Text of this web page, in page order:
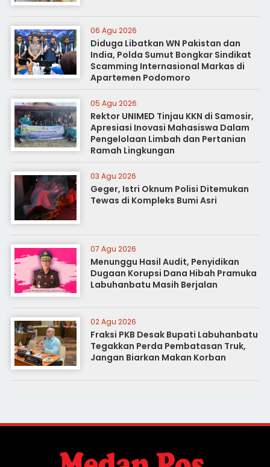
06 Agu 2026
Diduga Libatkan WN Pakistan dan
India, Polda Sumut Bongkar Sindikat
Scamming Internasional Markas di
Apartemen Podomoro
05 Agu 2026
Rektor UNIMED Tinjau KKN di Samosir,
Apresiasi Inovasi Mahasiswa Dalam
Pengelolaan Limbah dan Pertanian
Ramah Lingkungan
03 Agu 2026
Geger, Istri Oknum Polisi Ditemukan
Tewas di Kompleks Bumi Asri
07 Agu 2026
Menunggu Hasil Audit, Penyidikan
Dugaan Korupsi Dana Hibah Pramuka
Labuhanbatu Masih Berjalan
02 Agu 2026
Fraksi PKB Desak Bupati Labuhanbatu
Tegakkan Perda Pembatasan Truk,
Jangan Biarkan Makan Korban